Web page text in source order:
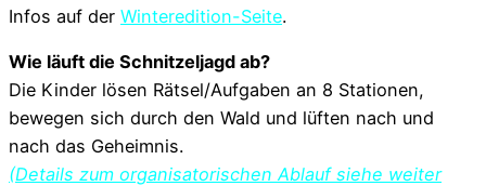
Infos auf der Winteredition-Seite.
Wie läuft die Schnitzeljagd ab?
Die Kinder lösen Rätsel/Aufgaben an 8 Stationen,
bewegen sich durch den Wald und lüften nach und
nach das Geheimnis.
(Details zum organisatorischen Ablauf siehe weiter